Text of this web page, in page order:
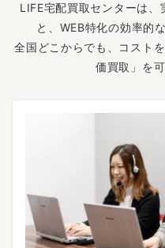
LIFE宅配買取センターは
と、WEB特化の効率的
全国どこからでも、コスト
価買取」を